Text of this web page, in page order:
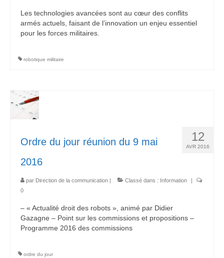
Les technologies avancées sont au cœur des conflits
armés actuels, faisant de l’innovation un enjeu essentiel
pour les forces militaires.
robotique militaire
12
AVR 2016
Ordre du jour réunion du 9 mai
2016
par Direction de la communication Classé dans : Information
0
– « Actualité droit des robots », animé par Didier
Gazagne – Point sur les commissions et propositions –
Programme 2016 des commissions
ordre du jour